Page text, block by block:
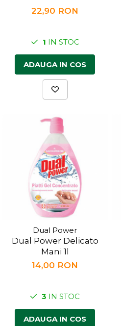
22,90 RON
1 IN STOC
ADAUGA IN COS
Dual Power
Dual Power Delicato
Mani 1l
14,00 RON
3 IN STOC
ADAUGA IN COS